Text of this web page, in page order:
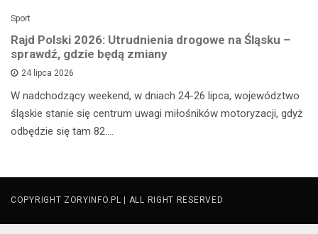
Sport
Rajd Polski 2026: Utrudnienia drogowe na Śląsku –
sprawdź, gdzie będą zmiany
24 lipca 2026
W nadchodzący weekend, w dniach 24-26 lipca, województwo
śląskie stanie się centrum uwagi miłośników motoryzacji, gdyż
odbędzie się tam 82.…
COPYRIGHT ZORYINFO.PL | ALL RIGHT RESERVED